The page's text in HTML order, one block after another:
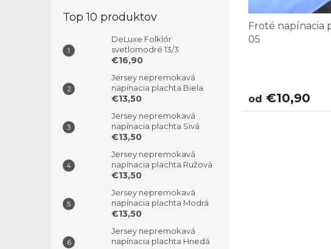
Top 10 produktov
DeLuxe Folklór
svetlomodré 13/3
€16,90
Jersey nepremokavá
napínacia plachta Biela
€13,50
Jersey nepremokavá
napínacia plachta Sivá
€13,50
Jersey nepremokavá
napínacia plachta Ružová
€13,50
Jersey nepremokavá
napínacia plachta Modrá
€13,50
Jersey nepremokavá
napínacia plachta Hnedá
o
Froté napínacia
05
od €10,90